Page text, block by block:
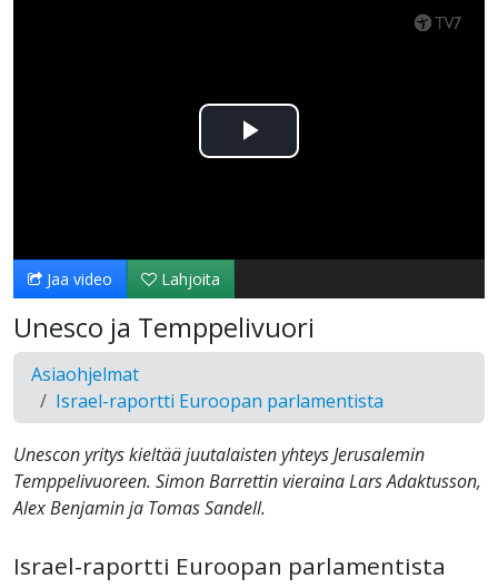
Toista
Jaa video Lahjoita
Unesco ja Temppelivuori
Asiaohjelmat
Israel-raportti Euroopan parlamentista
Unescon yritys kieltää juutalaisten yhteys Jerusalemin
Temppelivuoreen. Simon Barrettin vieraina Lars Adaktusson,
Alex Benjamin ja Tomas Sandell.
Israel-raportti Euroopan parlamentista